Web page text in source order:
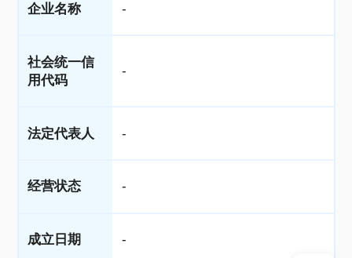
企业名称 -
社会统一信
用代码
-
法定代表人 -
经营状态 -
成立日期 -